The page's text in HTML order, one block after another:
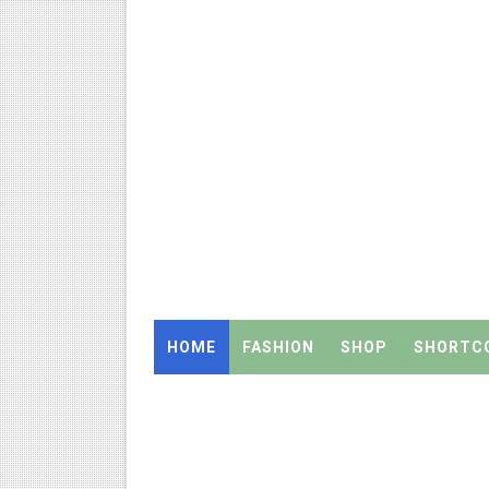
ஒருங்கிணைந்த பள்ளிக்
தமிழ்நாடு அரசு ஊழியர்கள்
Census 2027: கோவை பள்ளி
Census 2027:
Census 2027: திருவள்ளூர்
Census 2027:
HOME FASHION SHOP